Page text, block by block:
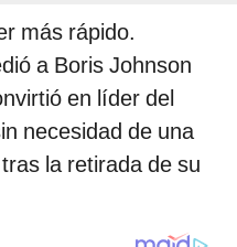
más rápido.
a Boris Johnson
en líder del
necesidad de una
la retirada de su